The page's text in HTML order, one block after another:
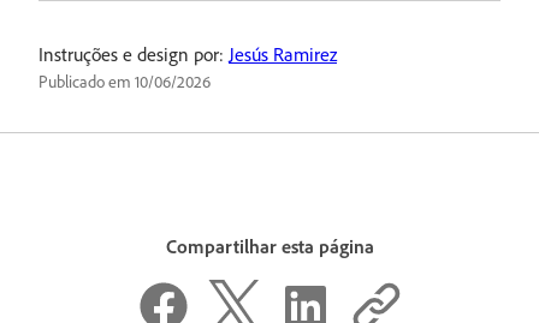
Instruções e design por: Jesús Ramirez
Publicado em 10/06/2026
Compartilhar esta página